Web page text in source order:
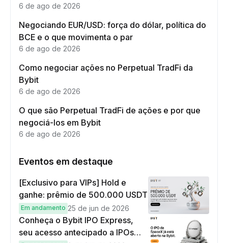
6 de ago de 2026
Negociando EUR/USD: força do dólar, política do
BCE e o que movimenta o par
6 de ago de 2026
Como negociar ações no Perpetual TradFi da
Bybit
6 de ago de 2026
O que são Perpetual TradFi de ações e por que
negociá-los em Bybit
6 de ago de 2026
Eventos em destaque
[Exclusivo para VIPs] Hold e
ganhe: prêmio de 500.000 USDT
Em andamento 25 de jun de 2026
Conheça o Bybit IPO Express,
seu acesso antecipado a IPOs